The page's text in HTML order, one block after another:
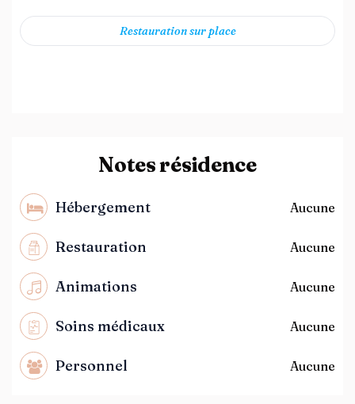
Restauration sur place
Notes résidence
Hébergement Aucune
Restauration Aucune
Animations Aucune
Soins médicaux Aucune
Personnel Aucune